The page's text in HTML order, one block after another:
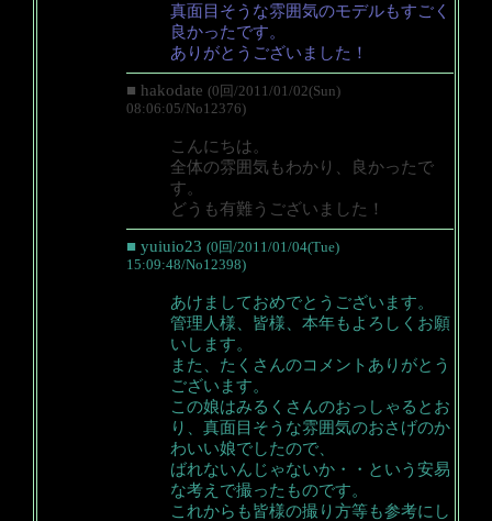
真面目そうな雰囲気のモデルもすごく
良かったです。
ありがとうございました！
■ hakodate (0回/2011/01/02(Sun)
08:06:05/No12376)
こんにちは。
全体の雰囲気もわかり、良かったで
す。
どうも有難うございました！
■ yuiuio23 (0回/2011/01/04(Tue)
15:09:48/No12398)
あけましておめでとうございます。
管理人様、皆様、本年もよろしくお願
いします。
また、たくさんのコメントありがとう
ございます。
この娘はみるくさんのおっしゃるとお
り、真面目そうな雰囲気のおさげのか
わいい娘でしたので、
ばれないんじゃないか・・という安易
な考えで撮ったものです。
これからも皆様の撮り方等も参考にし